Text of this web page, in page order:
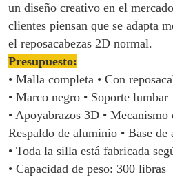
un diseño creativo en el
clientes piensan que se adapta
el reposacabezas 2D normal.
Presupuesto:
• Malla completa • Con
• Marco negro • Soporte lumbar
• Apoyabrazos 3D •
Respaldo de aluminio • Base
• Toda la silla está fabricada
• Capacidad de peso: 300 libras